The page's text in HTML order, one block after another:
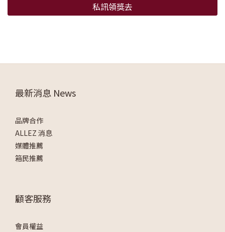
私訊領獎去
最新消息 News
品牌合作
ALLEZ 消息
媒體推薦
箱民推薦
顧客服務
會員權益